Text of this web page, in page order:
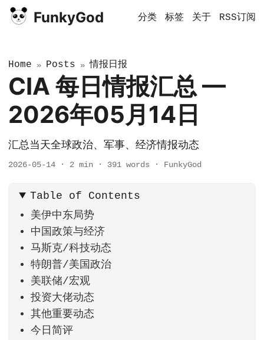
FunkyGod 分类 标签 关于 RSS订阅
Home » Posts »情报日报
CIA 每日情报汇总 —
2026年05月14日
汇总当天全球政治、军事、经济情报动态
2026-05-14 · 2 min · 391 words · FunkyGod
Table of Contents
美伊中东局势
中国政策与经济
马斯克/科技动态
特朗普/美国政治
美联储/宏观
投资大佬动态
其他重要动态
今日简评